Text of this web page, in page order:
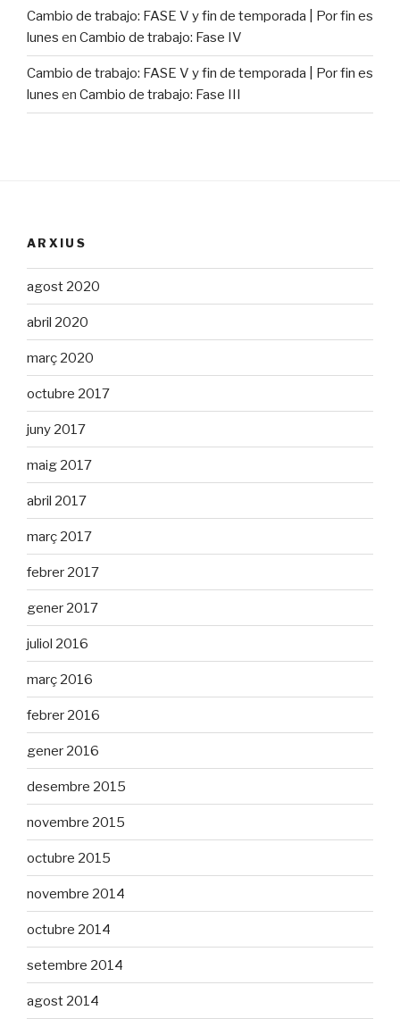
Cambio de trabajo: FASE V y fin de temporada | Por fin es
lunes en Cambio de trabajo: Fase IV
Cambio de trabajo: FASE V y fin de temporada | Por fin es
lunes en Cambio de trabajo: Fase III
ARXIUS
agost 2020
abril 2020
març 2020
octubre 2017
juny 2017
maig 2017
abril 2017
març 2017
febrer 2017
gener 2017
juliol 2016
març 2016
febrer 2016
gener 2016
desembre 2015
novembre 2015
octubre 2015
novembre 2014
octubre 2014
setembre 2014
agost 2014